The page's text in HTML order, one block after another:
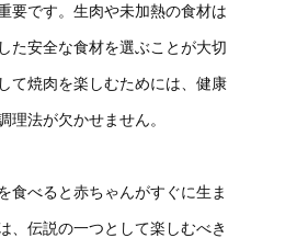
要です。生肉や未加熱の食材は
た安全な食材を選ぶことが大切
て焼肉を楽しむためには、健康
理法が欠かせません。
食べると赤ちゃんがすぐに生ま
、伝説の一つとして楽しむべき